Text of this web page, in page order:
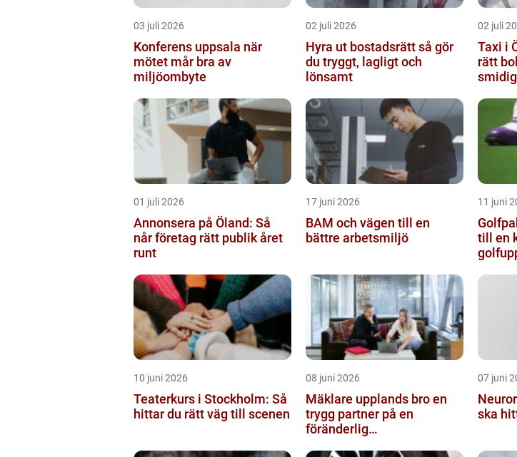
03 juli 2026
Konferens uppsala när
mötet mår bra av
miljöombyte
02 juli 2026
Hyra ut bostadsrätt så gör
du tryggt, lagligt och
lönsamt
02 juli
Taxi i
rätt
01 juli 2026
Annonsera på Öland: Så
når företag rätt publik året
runt
17 juni 2026
BAM och vägen till en
bättre arbetsmiljö
11 juni
Golfpaket
till en
10 juni 2026
Teaterkurs i Stockholm: Så
hittar du rätt väg till scenen
08 juni 2026
Mäklare upplands bro en
trygg partner på en
föränderlig
07 juni
Neurorehab
ska